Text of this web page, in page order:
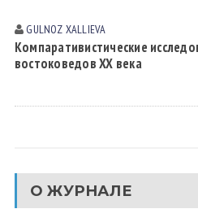
GULNOZ XАLLIEVА
Компаративистические
востоковедов XX века
О ЖУРНАЛЕ